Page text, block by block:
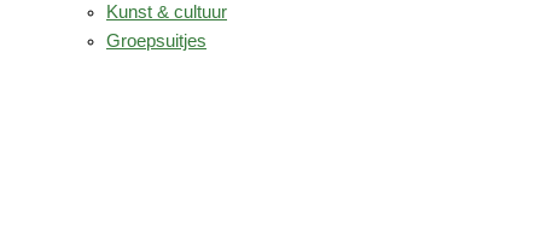
Kunst & cultuur
Groepsuitjes